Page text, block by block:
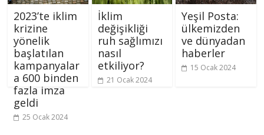
2023’te iklim
krizine
yönelik
başlatılan
kampanyalar
a 600 binden
fazla imza
geldi
25 Ocak 2024
İklim
değişikliği
ruh sağlımızı
nasıl
etkiliyor?
21 Ocak 2024
Yeşil Posta:
ülkemizden
ve dünyadan
haberler
15 Ocak 2024